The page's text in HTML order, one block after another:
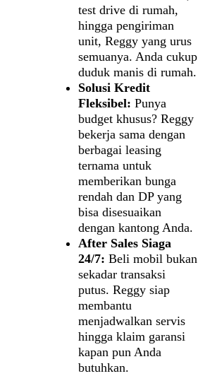
test drive di rumah,
hingga pengiriman
unit, Reggy yang urus
semuanya. Anda cukup
duduk manis di rumah.
Solusi Kredit
Fleksibel: Punya
budget khusus? Reggy
bekerja sama dengan
berbagai leasing
ternama untuk
memberikan bunga
rendah dan DP yang
bisa disesuaikan
dengan kantong Anda.
After Sales Siaga
24/7: Beli mobil bukan
sekadar transaksi
putus. Reggy siap
membantu
menjadwalkan servis
hingga klaim garansi
kapan pun Anda
butuhkan.